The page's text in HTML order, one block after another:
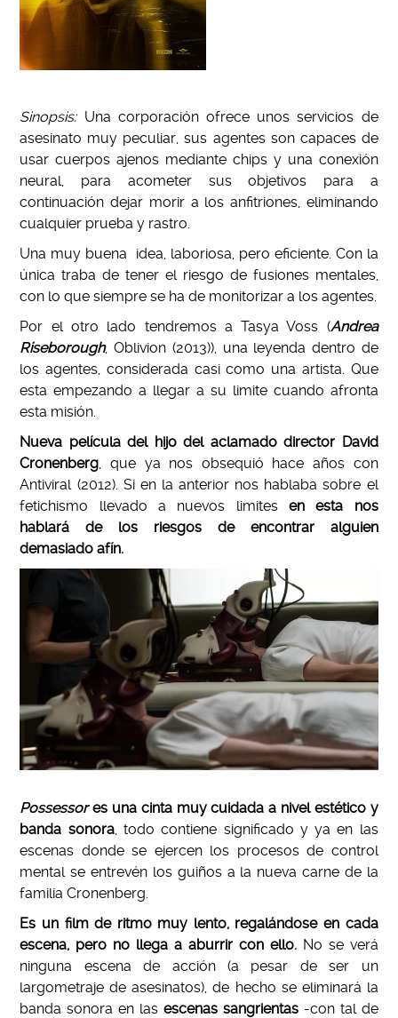
Sinopsis: Una corporación ofrece unos servicios de
asesinato muy peculiar, sus agentes son capaces de
usar cuerpos ajenos mediante chips y una conexión
neural, para acometer sus objetivos para a
continuación dejar morir a los anfitriones, eliminando
cualquier prueba y rastro.
Una muy buena idea, laboriosa, pero eficiente. Con la
única traba de tener el riesgo de fusiones mentales,
con lo que siempre se ha de monitorizar a los agentes.
Por el otro lado tendremos a Tasya Voss (Andrea
Riseborough, Oblivion (2013)), una leyenda dentro de
los agentes, considerada casi como una artista. Que
esta empezando a llegar a su limite cuando afronta
esta misión.
Nueva película del hijo del aclamado director David
Cronenberg , que ya nos obsequió hace años con
Antiviral (2012). Si en la anterior nos hablaba sobre el
fetichismo llevado a nuevos limites en esta nos
hablará de los riesgos de encontrar alguien
demasiadoafín.
Possessores una cinta muy cuidada a nivel estético y
banda sonora, todo contiene significado y ya en las
escenas donde se ejercen los procesos de control
mental se entrevén los guiños a la nueva carne de la
familia Cronenberg.
Es un film de ritmo muy lento, regalándose en cada
escena, pero no llega a aburrir con ello.No se verá
ninguna escena de acción (a pesar de ser un
largometraje de asesinatos), de hecho se eliminará la
banda sonora en las escenas sangrientas-con tal de